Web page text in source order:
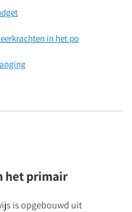
in het po
het primair
is opgebouwd uit